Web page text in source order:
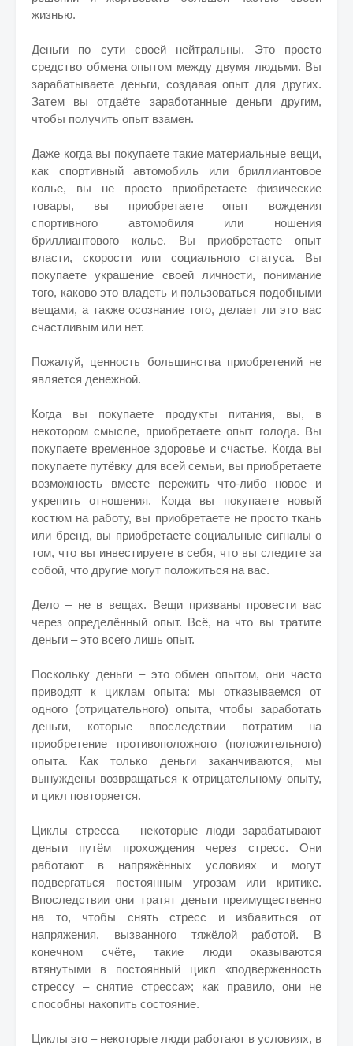
жизнью.
Деньги по сути своей нейтральны. Это просто
средство обмена опытом между двумя людьми. Вы
зарабатываете деньги, создавая опыт для других.
Затем вы отдаёте заработанные деньги другим,
чтобы получить опыт взамен.
Даже когда вы покупаете такие материальные вещи,
как спортивный автомобиль или бриллиантовое
колье, вы не просто приобретаете физические
товары, вы приобретаете опыт вождения
спортивного автомобиля или ношения
бриллиантового колье. Вы приобретаете опыт
власти, скорости или социального статуса. Вы
покупаете украшение своей личности, понимание
того, каково это владеть и пользоваться подобными
вещами, а также осознание того, делает ли это вас
счастливым или нет.
Пожалуй, ценность большинства приобретений не
является денежной.
Когда вы покупаете продукты питания, вы, в
некотором смысле, приобретаете опыт голода. Вы
покупаете временное здоровье и счастье. Когда вы
покупаете путёвку для всей семьи, вы приобретаете
возможность вместе пережить что-либо новое и
укрепить отношения. Когда вы покупаете новый
костюм на работу, вы приобретаете не просто ткань
или бренд, вы приобретаете социальные сигналы о
том, что вы инвестируете в себя, что вы следите за
собой, что другие могут положиться на вас.
Дело – не в вещах. Вещи призваны провести вас
через определённый опыт. Всё, на что вы тратите
деньги – это всего лишь опыт.
Поскольку деньги – это обмен опытом, они часто
приводят к циклам опыта: мы отказываемся от
одного (отрицательного) опыта, чтобы заработать
деньги, которые впоследствии потратим на
приобретение противоположного (положительного)
опыта. Как только деньги заканчиваются, мы
вынуждены возвращаться к отрицательному опыту,
и цикл повторяется.
Циклы стресса – некоторые люди зарабатывают
деньги путём прохождения через стресс. Они
работают в напряжённых условиях и могут
подвергаться постоянным угрозам или критике.
Впоследствии они тратят деньги преимущественно
на то, чтобы снять стресс и избавиться от
напряжения, вызванного тяжёлой работой. В
конечном счёте, такие люди оказываются
втянутыми в постоянный цикл «подверженность
стрессу – снятие стресса»; как правило, они не
способны накопить состояние.
Циклы эго – некоторые люди работают в условиях, в